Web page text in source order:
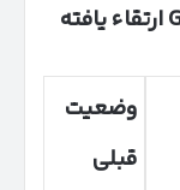
ارتقاء یافته
وضعیت
قبلی